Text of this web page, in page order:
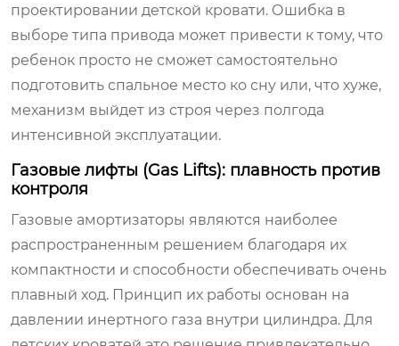
проектировании детской кровати. Ошибка в
выборе типа привода может привести к тому, что
ребенок просто не сможет самостоятельно
подготовить спальное место ко сну или, что хуже,
механизм выйдет из строя через полгода
интенсивной эксплуатации.
Газовые лифты (Gas Lifts): плавность против
контроля
Газовые амортизаторы являются наиболее
распространенным решением благодаря их
компактности и способности обеспечивать очень
плавный ход. Принцип их работы основан на
давлении инертного газа внутри цилиндра. Для